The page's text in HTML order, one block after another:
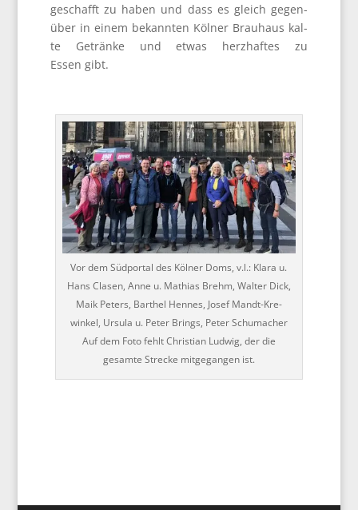
geschafft zu haben und dass es gleich gegen­
über in einem bekann­ten Köl­ner Brau­haus kal­
te Geträn­ke und etwas herz­haf­tes zu
Essen gibt.
Vor dem Süd­por­tal des Köl­ner Doms, v.l.: Kla­ra u.
Hans Cla­sen, Anne u. Mathi­as Brehm, Wal­ter Dick,
Maik Peters, Bart­hel Hen­nes, Josef Man­dt-Kre­
winkel, Ursu­la u. Peter Brings, Peter Schu­ma­cher
Auf dem Foto fehlt Chris­ti­an Lud­wig, der die
gesam­te Stre­cke mit­ge­gan­gen ist.